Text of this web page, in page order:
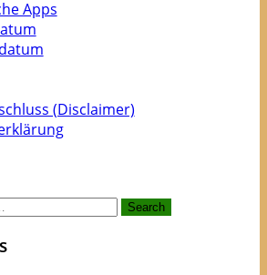
Apps
(Disclaimer)